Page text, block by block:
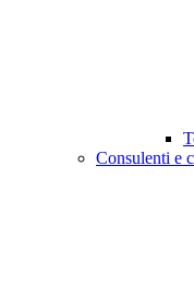
Consulenti e